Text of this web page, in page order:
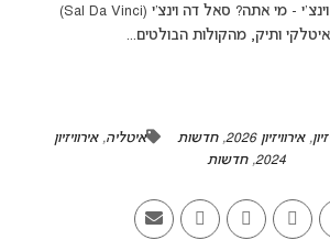
[]).push({}); סאל דה וינצ'י - מי אתה? סאל דה וינצ’י (Sal Da Vinci)
ותיק, מהקולות הבולטים...
,אירוויזיון 2026 ,חדשות איטליה,אירוויזיון
2024
,חדשות